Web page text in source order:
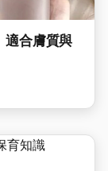
適合膚質與